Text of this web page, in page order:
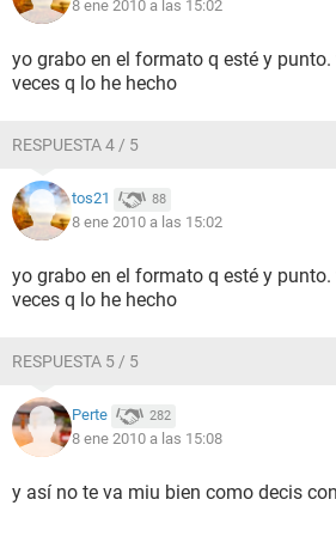
8 ene 2010 a las 15:02
yo grabo en el formato q esté y
veces q lo he hecho
RESPUESTA 4 / 5
tos21 88
8 ene 2010 a las 15:02
yo grabo en el formato q esté y
veces q lo he hecho
RESPUESTA 5 / 5
Perte 282
8 ene 2010 a las 15:08
y así no te va miu bien como decis